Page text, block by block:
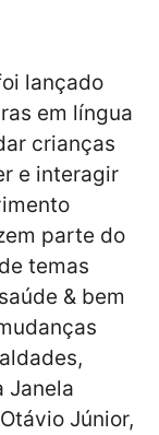
lançado
em língua
crianças
e interagir
parte do
temas
& bem
Janela
Júnior,